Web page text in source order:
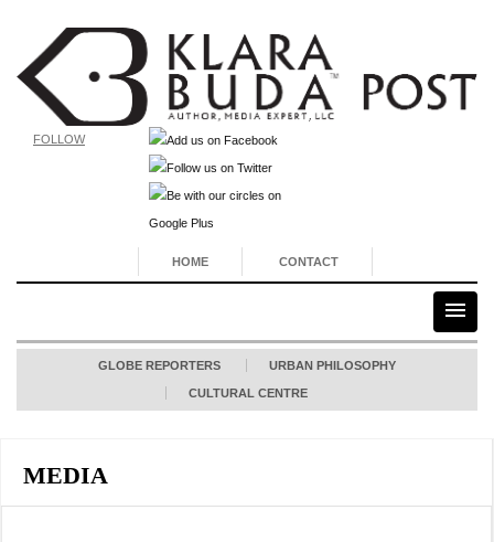
FOLLOW
HOME CONTACT
GLOBE REPORTERS URBAN PHILOSOPHY
CULTURAL CENTRE
MEDIA